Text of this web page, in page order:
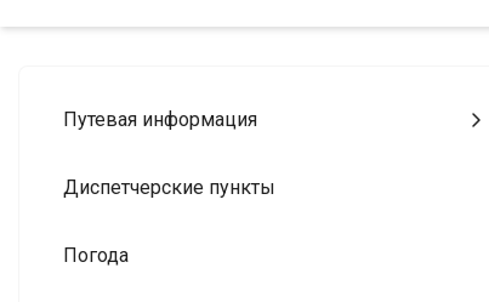
Путевая информация
Диспетчерские пункты
Погода